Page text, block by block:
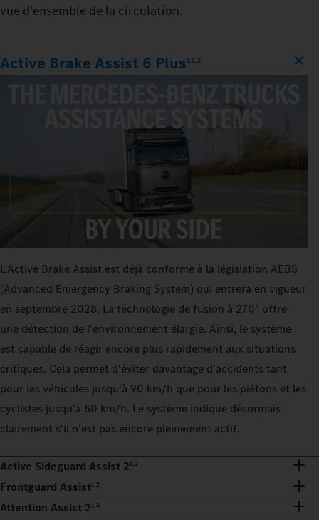
vue d'ensemble de la circulation.
Active Brake Assist 6 Plus1,2,3
L'Active Brake Assist est déjà conforme à la législation AEBS
(Advanced Emergency Braking System) qui entrera en vigueur
en septembre 2028. La technologie de fusion à 270° offre
une détection de l'environnement élargie. Ainsi, le système
est capable de réagir encore plus rapidement aux situations
critiques. Cela permet d'éviter davantage d'accidents tant
pour les véhicules jusqu'à 90 km/h que pour les piétons et les
cyclistes jusqu'à 60 km/h. Le système indique désormais
clairement s'il n'est pas encore pleinement actif.
Active Sideguard Assist 21,2
Frontguard Assist1,2
Attention Assist 21,2